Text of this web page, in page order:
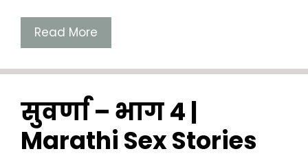
Read More
सुवर्णा – भाग 4 |
Marathi Sex Stories